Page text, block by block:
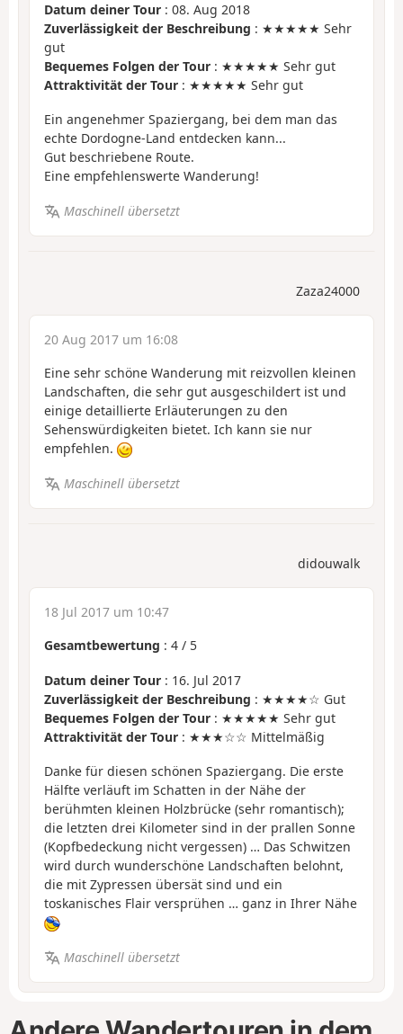
Datum deiner Tour : 08. Aug 2018
Zuverlässigkeit der Beschreibung : ★★★★★ Sehr
gut
Bequemes Folgen der Tour : ★★★★★ Sehr gut
Attraktivität der Tour : ★★★★★ Sehr gut
Ein angenehmer Spaziergang, bei dem man das
echte Dordogne-Land entdecken kann...
Gut beschriebene Route.
Eine empfehlenswerte Wanderung!
Maschinell übersetzt
Zaza24000
20 Aug 2017 um 16:08
Eine sehr schöne Wanderung mit reizvollen kleinen
Landschaften, die sehr gut ausgeschildert ist und
einige detaillierte Erläuterungen zu den
Sehenswürdigkeiten bietet. Ich kann sie nur
empfehlen.
Maschinell übersetzt
didouwalk
18 Jul 2017 um 10:47
Gesamtbewertung : 4 / 5
Datum deiner Tour : 16. Jul 2017
Zuverlässigkeit der Beschreibung : ★★★★☆ Gut
Bequemes Folgen der Tour : ★★★★★ Sehr gut
Attraktivität der Tour : ★★★☆☆ Mittelmäßig
Danke für diesen schönen Spaziergang. Die erste
Hälfte verläuft im Schatten in der Nähe der
berühmten kleinen Holzbrücke (sehr romantisch);
die letzten drei Kilometer sind in der prallen Sonne
(Kopfbedeckung nicht vergessen) … Das Schwitzen
wird durch wunderschöne Landschaften belohnt,
die mit Zypressen übersät sind und ein
toskanisches Flair versprühen … ganz in Ihrer Nähe
Maschinell übersetzt